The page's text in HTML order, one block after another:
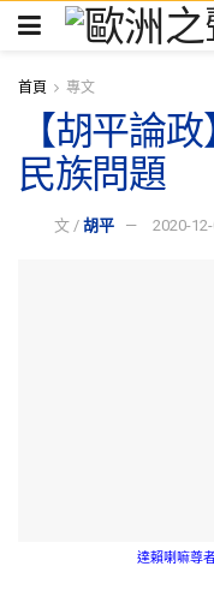
首頁 專文
【胡平論
民族問題
文 / 胡平 2020-
達賴喇嘛尊